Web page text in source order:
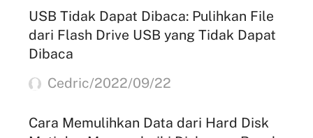
USB Tidak Dapat Dibaca: Pulihkan File
dari Flash Drive USB yang Tidak Dapat
Dibaca
Cedric/2022/09/22
Cara Memulihkan Data dari Hard Disk